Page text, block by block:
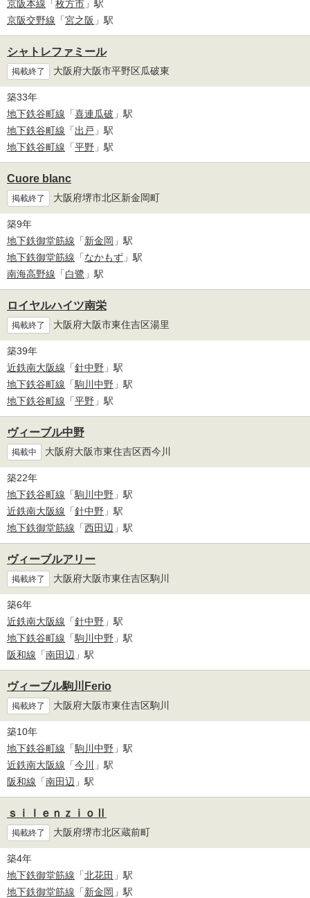
京阪本線 「 枚方市 」駅
京阪交野線 「宮之阪 」駅
シャトレファミール
掲載終了 大阪府大阪市平野区瓜破東
築33年
地下鉄谷町線 「喜連瓜破 」駅
地下鉄谷町線 「出戸 」駅
地下鉄谷町線 「平野 」駅
Cuore blanc
掲載終了 大阪府堺市北区新金岡町
築9年
地下鉄御堂筋線 「新金岡 」駅
地下鉄御堂筋線 「なかもず 」駅
南海高野線 「白鷺 」駅
ロイヤルハイツ南栄
掲載終了 大阪府大阪市東住吉区湯里
築39年
近鉄南大阪線 「針中野 」駅
地下鉄谷町線 「駒川中野 」駅
地下鉄谷町線 「平野 」駅
ヴィーブル中野
掲載中 大阪府大阪市東住吉区西今川
築22年
地下鉄谷町線 「駒川中野 」駅
近鉄南大阪線 「針中野 」駅
地下鉄御堂筋線 「西田辺 」駅
ヴィーブルアリー
掲載終了 大阪府大阪市東住吉区駒川
築6年
近鉄南大阪線 「針中野 」駅
地下鉄谷町線 「駒川中野 」駅
阪和線 「南田辺 」駅
ヴィーブル駒川Ferio
掲載終了 大阪府大阪市東住吉区駒川
築10年
地下鉄谷町線 「駒川中野 」駅
近鉄南大阪線 「今川
」駅
阪和線 「南田辺 」駅
ｓｉｌｅｎｚｉｏⅡ
掲載終了 大阪府堺市北区蔵前町
築4年
地下鉄御堂筋線 「北花田 」駅
地下鉄御堂筋線 「新金岡 」駅